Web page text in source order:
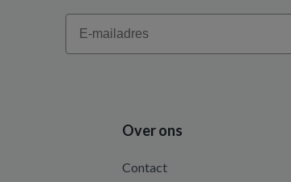
Email
Over ons
Contact